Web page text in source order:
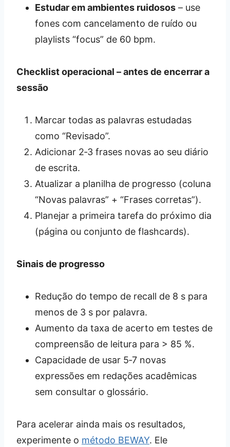
Estudar em ambientes ruidosos – use
fones com cancelamento de ruído ou
playlists “focus” de 60 bpm.
Checklist operacional – antes de encerrar a
sessão
Marcar todas as palavras estudadas
como “Revisado”.
Adicionar 2‑3 frases novas ao seu diário
de escrita.
Atualizar a planilha de progresso (coluna
“Novas palavras” + “Frases corretas”).
Planejar a primeira tarefa do próximo dia
(página ou conjunto de flashcards).
Sinais de progresso
Redução do tempo de recall de 8 s para
menos de 3 s por palavra.
Aumento da taxa de acerto em testes de
compreensão de leitura para > 85 %.
Capacidade de usar 5‑7 novas
expressões em redações acadêmicas
sem consultar o glossário.
Para acelerar ainda mais os resultados,
experimente o método BEWAY. Ele